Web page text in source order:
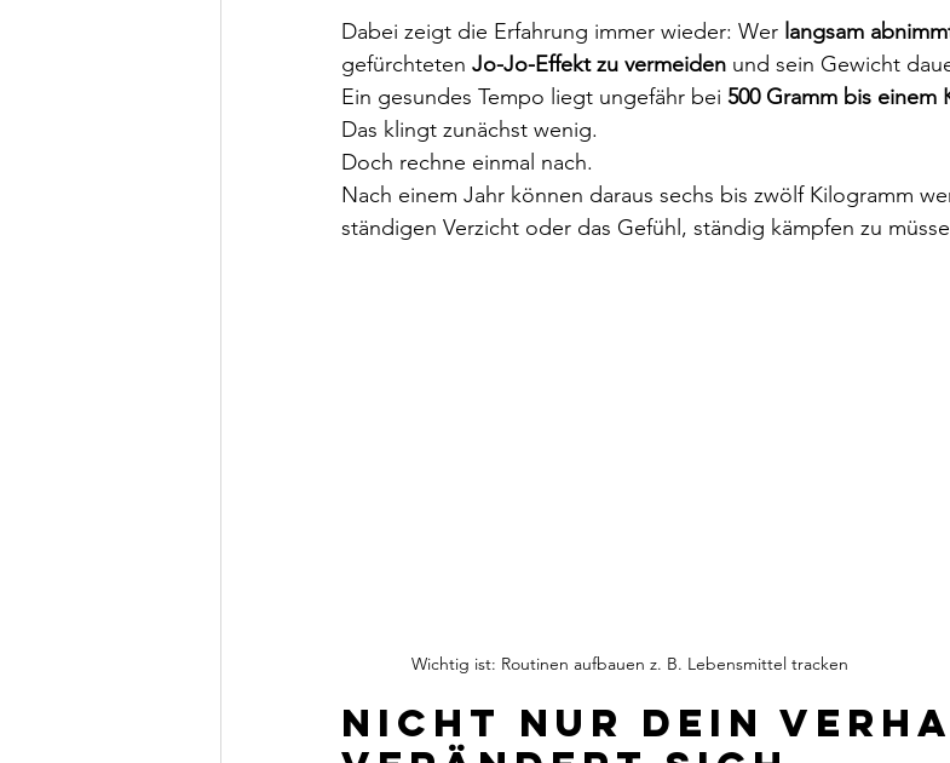
Dabei zeigt die Erfahrung immer wieder: Wer langsam
gefürchteten Jo-Jo-Effekt zu vermeiden und sein Gewicht
Ein gesundes Tempo liegt ungefähr bei 500 Gramm bis
Das klingt zunächst wenig.
Doch rechne einmal nach.
Nach einem Jahr können daraus sechs bis zwölf Kilogramm
ständigen Verzicht oder das Gefühl, ständig kämpfen zu
Wichtig ist: Routinen aufbauen z. B. Lebensmittel tracken
Nicht nur dein